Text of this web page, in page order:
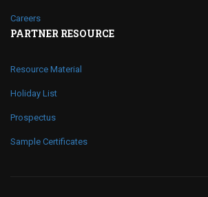
Careers
PARTNER RESOURCE
Resource Material
Holiday List
Prospectus
Sample Certificates